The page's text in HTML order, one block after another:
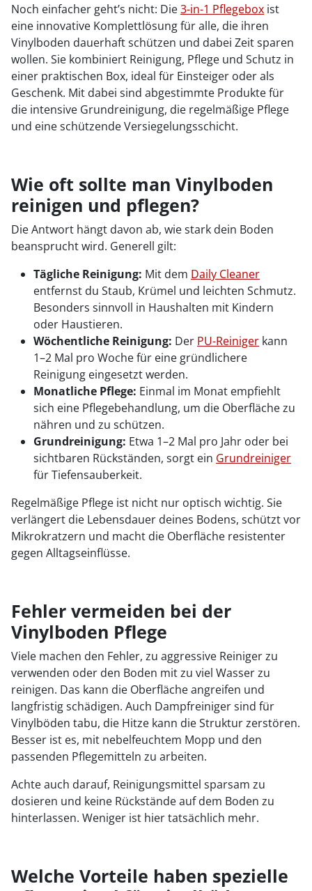
Noch einfacher geht’s nicht: Die3-in-1 Pflegebox ist
eine innovative Komplettlösung für alle, die ihren
Vinylboden dauerhaft schützen und dabei Zeit sparen
wollen. Sie kombiniert Reinigung, Pflege und Schutz in
einer praktischen Box, ideal für Einsteiger oder als
Geschenk. Mit dabei sind abgestimmte Produkte für
die intensive Grundreinigung, die regelmäßige Pflege
und eine schützende Versiegelungsschicht.
Wie oft sollte man Vinylboden
reinigen und pflegen?
Die Antwort hängt davon ab, wie stark dein Boden
beansprucht wird. Generell gilt:
Tägliche Reinigung: Mit dem Daily Cleaner
entfernst du Staub, Krümel und leichten Schmutz.
Besonders sinnvoll in Haushalten mit Kindern
oder Haustieren.
Wöchentliche Reinigung: Der PU-Reiniger kann
1–2 Mal pro Woche für eine gründlichere
Reinigung eingesetzt werden.
Monatliche Pflege: Einmal im Monat empfiehlt
sich eine Pflegebehandlung, um die Oberfläche zu
nähren und zu schützen.
Grundreinigung: Etwa 1–2 Mal pro Jahr oder bei
sichtbaren Rückständen, sorgt ein Grundreiniger
für Tiefensauberkeit.
Regelmäßige Pflege ist nicht nur optisch wichtig. Sie
verlängert die Lebensdauer deines Bodens, schützt vor
Mikrokratzern und macht die Oberfläche resistenter
gegen Alltagseinflüsse.
Fehler vermeiden bei der
Vinylboden Pflege
Viele machen den Fehler, zu aggressive Reiniger zu
verwenden oder den Boden mit zu viel Wasser zu
reinigen. Das kann die Oberfläche angreifen und
langfristig schädigen. Auch Dampfreiniger sind für
Vinylböden tabu, die Hitze kann die Struktur zerstören.
Besser ist es, mit nebelfeuchtem Mopp und den
passenden Pflegemitteln zu arbeiten.
Achte auch darauf, Reinigungsmittel sparsam zu
dosieren und keine Rückstände auf dem Boden zu
hinterlassen. Weniger ist hier tatsächlich mehr.
Welche Vorteile haben spezielle